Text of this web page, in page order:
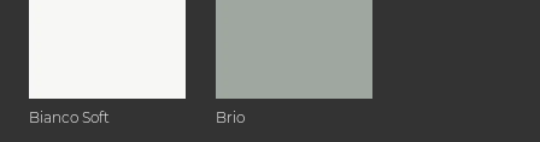
Bianco Soft Brio